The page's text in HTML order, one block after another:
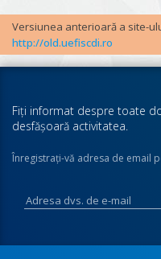
Versiunea anterioară a site-
http://old.uefiscdi.ro
Fiţi informat despre toate
desfăşoară activitatea.
Înregistraţi-vă adresa de email